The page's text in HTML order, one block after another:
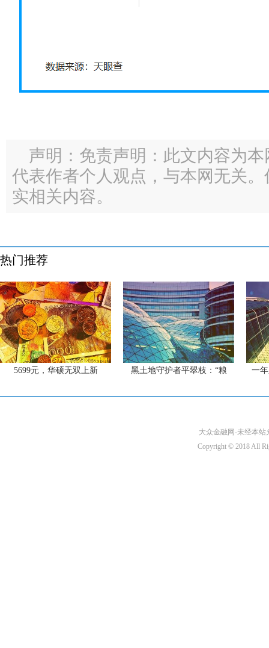
声明：免责声明：此文内容为
代表作者个人观点，与本网无关
实相关内容。
热门推荐
5699元，华硕无双上新 黑土地守护者平翠枝：“粮 一
大众金融网-未经本站
Copyright © 2018 All